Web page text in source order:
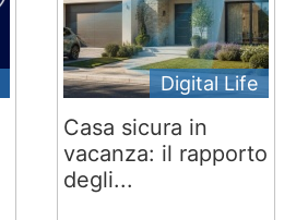
Digital Life
Casa sicura in
vacanza: il rapporto
degli...